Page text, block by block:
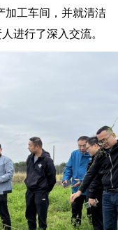
加工车间，并就清洁
进行了深入交流。